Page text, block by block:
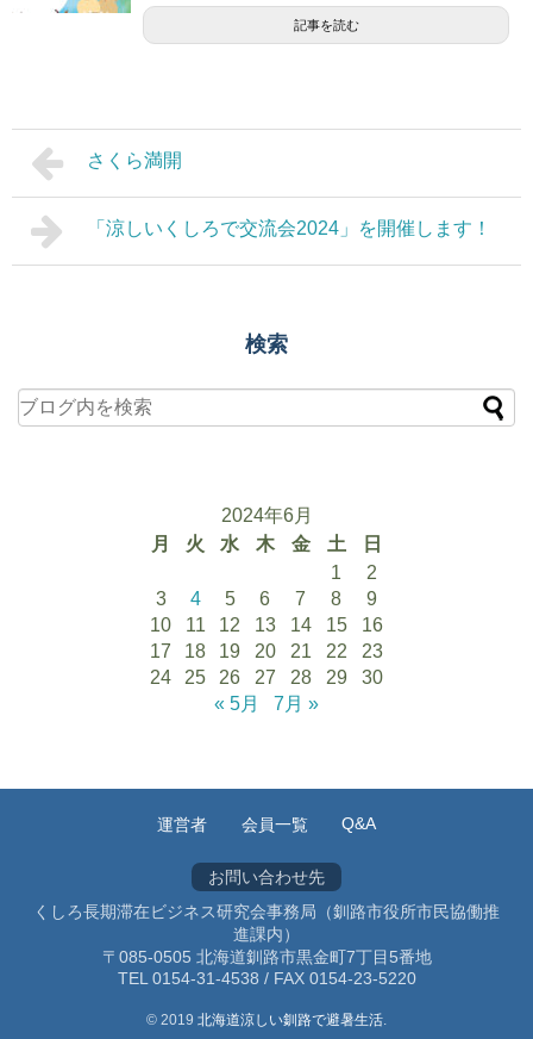
記事を読む
さくら満開
「涼しいくしろで交流会2024」を開催します！
検索
2024年6月
月
火 水 木 金 土
日
1
2
3
4 5 6 7 8
9
10
11 12 13 14 15
16
17
18 19 20 21 22
23
24
25 26 27 28 29
30
« 5月
7月 »
運営者 会員一覧 Q&A
お問い合わせ先
くしろ長期滞在ビジネス研究会事務局（釧路市役所市民協働推
進課内）
〒085-0505 北海道釧路市黒金町7丁目5番地
TEL 0154-31-4538 / FAX 0154-23-5220
© 2019 北海道涼しい釧路で避暑生活